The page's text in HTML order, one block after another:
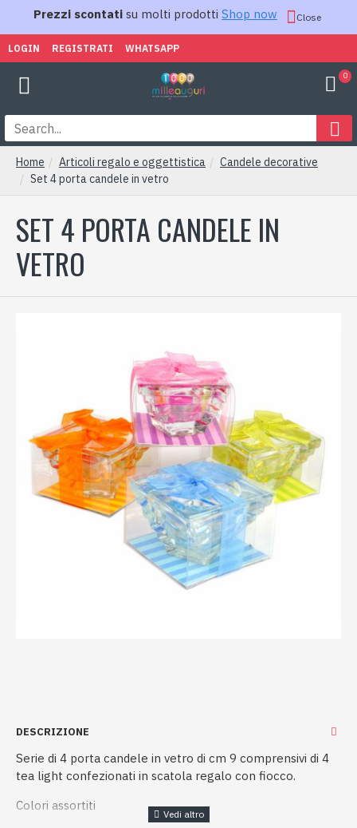
Prezzi scontati su molti prodotti Shop now Close
LOGIN REGISTRATI WHATSAPP
0
Home Articoli regalo e oggettistica
Candele decorative
Set 4 porta candele in vetro
SET 4 PORTA CANDELE IN
VETRO
DESCRIZIONE
Serie di 4 porta candele in vetro di cm 9 comprensivi di 4
tea light confezionati in scatola regalo con fiocco.
Colori assortiti